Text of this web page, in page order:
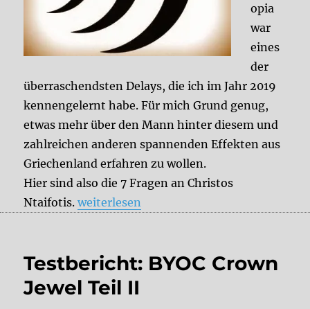
opia
war
eines
der
überraschendsten Delays, die ich im Jahr 2019
kennengelernt habe. Für mich Grund genug,
etwas mehr über den Mann hinter diesem und
zahlreichen anderen spannenden Effekten aus
Griechenland erfahren zu wollen.
Hier sind also die 7 Fragen an Christos
Ntaifotis.„7 Fragen an Christos Ntaifotis (Crazy
weiterlesen
Testbericht: BYOC Crown
Jewel Teil II